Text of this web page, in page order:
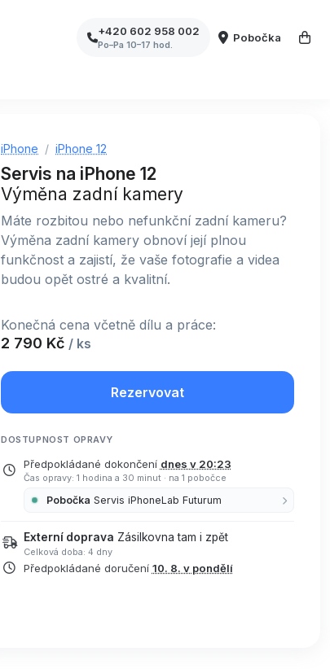
+420 602 958 002
Po–Pa 10–17 hod.
Pobočka
iPhone iPhone 12
Servis na iPhone 12
Výměna zadní kamery
Máte rozbitou nebo nefunkční zadní kameru?
Výměna zadní kamery obnoví její plnou
funkčnost a zajistí, že vaše fotografie a videa
budou opět ostré a kvalitní.
Konečná cena včetně dílu a práce:
2 790 Kč / ks
Rezervovat
DOSTUPNOST OPRAVY
Předpokládané dokončení dnes v 20:23
Čas opravy: 1 hodina a 30 minut · na 1 pobočce
Pobočka Servis iPhoneLab Futurum
Externí doprava Zásilkovna tam i zpět
Celková doba: 4 dny
Předpokládané doručení 10. 8. v pondělí